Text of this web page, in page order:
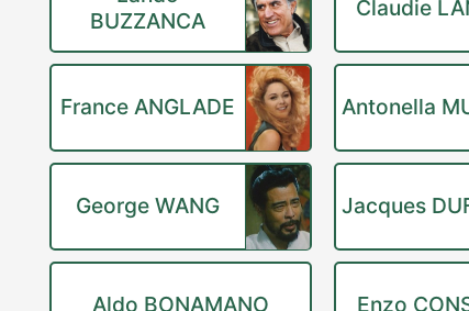
BUZZANCA
Claudie
France ANGLADE Antonella
George WANG Jacques
Aldo BONAMANO Enzo